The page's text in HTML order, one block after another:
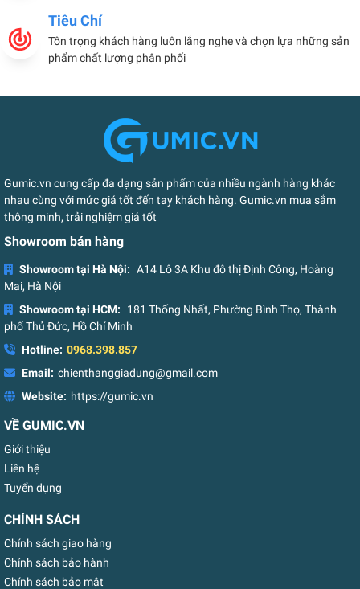
Tiêu Chí
Tôn trọng khách hàng luôn lắng nghe và chọn lựa những sản
phẩm chất lượng phân phối
Gumic.vn cung cấp đa dạng sản phẩm của nhiều ngành hàng khác
nhau cùng với mức giá tốt đến tay khách hàng. Gumic.vn mua sắm
thông minh, trải nghiệm giá tốt
Showroom bán hàng
Showroom tại Hà Nội: A14 Lô 3A Khu đô thị Định Công, Hoàng
Mai, Hà Nội
Showroom tại HCM:
181 Thống Nhất, Phường Bình Thọ, Thành
phố Thủ Đức, Hồ Chí Minh
Hotline: 0968.398.857
Email: chienthanggiadung@gmail.com
Website: https://gumic.vn
VỀ GUMIC.VN
Giới thiệu
Liên hệ
Tuyển dụng
CHÍNH SÁCH
Chính sách giao hàng
Chính sách bảo hành
Chính sách bảo mật